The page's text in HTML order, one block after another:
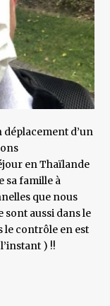
déplacement d’un
en Thaïlande
sa famille à
que nous
sont aussi dans le
le contrôle en est
) !!